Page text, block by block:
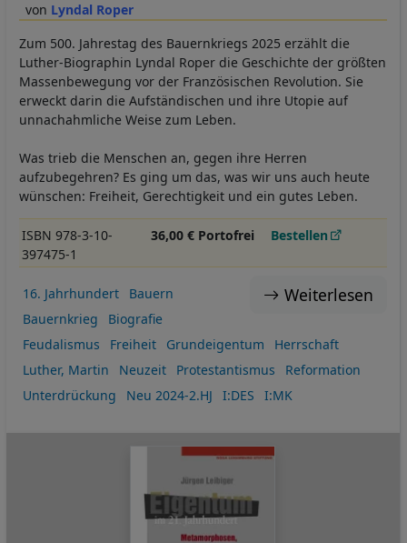
Lyndal Roper
Zum 500. Jahrestag des Bauernkriegs 2025 erzählt die
Luther-Biographin Lyndal Roper die Geschichte der größten
Massenbewegung vor der Französischen Revolution. Sie
erweckt darin die Aufständischen und ihre Utopie auf
unnachahmliche Weise zum Leben.
Was trieb die Menschen an, gegen ihre Herren
aufzubegehren? Es ging um das, was wir uns auch heute
wünschen: Freiheit, Gerechtigkeit und ein gutes Leben.
ISBN 978-3-10-
397475-1
36,00 € Portofrei Bestellen
Weiterlesen
16. Jahrhundert
Bauern
Bauernkrieg
Biografie
Feudalismus
Freiheit Grundeigentum
Herrschaft
Luther, Martin
Neuzeit Protestantismus
Reformation
Unterdrückung
Neu 2024-2.HJ I:DES I:MK